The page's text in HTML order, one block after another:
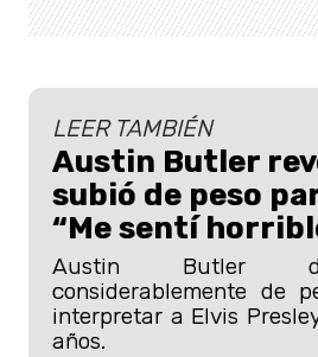
LEER TAMBIÉN
Austin Butler
subió de peso
“Me sentí
Austin Butler
considerablemente de
interpretar a Elvis
años.